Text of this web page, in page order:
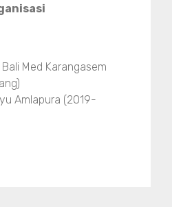
Med Karangasem
Amlapura (2019-